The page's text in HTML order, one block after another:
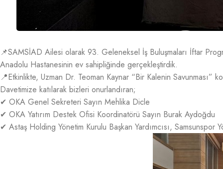
📌SAMSİAD Ailesi olarak 93. Geleneksel İş Buluşmaları İftar
Anadolu Hastanesinin ev sahipliğinde gerçekleştirdik.
📍Etkinlikte, Uzman Dr. Teoman Kaynar “Bir Kalenin Savunması”
Davetimize katılarak bizleri onurlandıran;
✔ OKA Genel Sekreteri Sayın Mehlika Dicle
✔ OKA Yatırım Destek Ofisi Koordinatörü Sayın Burak Aydoğdu
✔ Astaş Holding Yönetim Kurulu Başkan Yardımcısı, Samsunspor